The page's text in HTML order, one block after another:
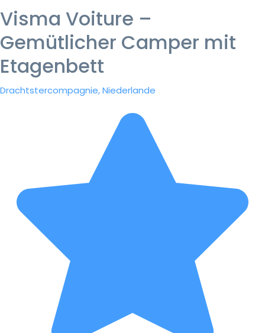
Visma Voiture –
Gemütlicher Camper mit
Etagenbett
Drachtstercompagnie, Niederlande